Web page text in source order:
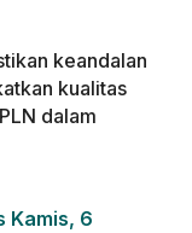
keandalan
kualitas
dalam
Kamis, 6